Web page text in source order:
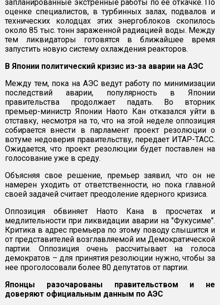
запланированные экстренные работы по ее откачке. По
оценке специалистов, в турбинных залах, подвалов и
технических колодцах этих энергоблоков скопилось
около 85 тыс. тонн зараженной радиацией воды. Между
тем ликвидаторы готовятся в ближайшее время
запустить новую систему охлаждения реакторов.
В Японии политический кризис из-за аварии на АЭС
Между тем, пока на АЭС ведут работу по минимизации
последствий аварии, популярность в Японии
правительства продолжает падать. Во вторник
премьер-министр Японии Наото Кан отказался уйти в
отставку, несмотря на то, что на этой неделе оппозиция
собирается внести в парламент проект резолюции о
вотуме недоверия правительству, передает ИТАР-ТАСС.
Ожидается, что проект резолюции будет поставлен на
голосование уже в среду.
Объясняя свое решение, премьер заявил, что он не
намерен уходить от ответственности, но пока главной
своей задачей считает преодоление ядерного кризиса.
Оппозиция обвиняет Наото Кана в просчетах и
медлительности при ликвидации аварии на "Фукусиме".
Критика в адрес премьера по этому поводу слышится и
от представителей возглавляемой им Демократической
партии. Оппозиция очень рассчитывает на голоса
демократов – для принятия резолюции нужно, чтобы за
нее проголосовали более 80 депутатов от партии.
Японцы разочарованы правительством и не
доверяют официальным данным по АЭС